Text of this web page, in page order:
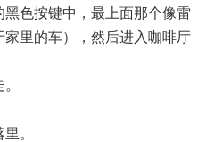
色按键中，最上面那个像雷
里的车），然后进入咖啡厅
。